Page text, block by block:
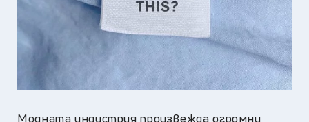
Модната индустрия произвежда огромни